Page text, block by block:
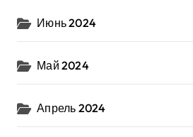
Июнь 2024
Май 2024
Апрель 2024